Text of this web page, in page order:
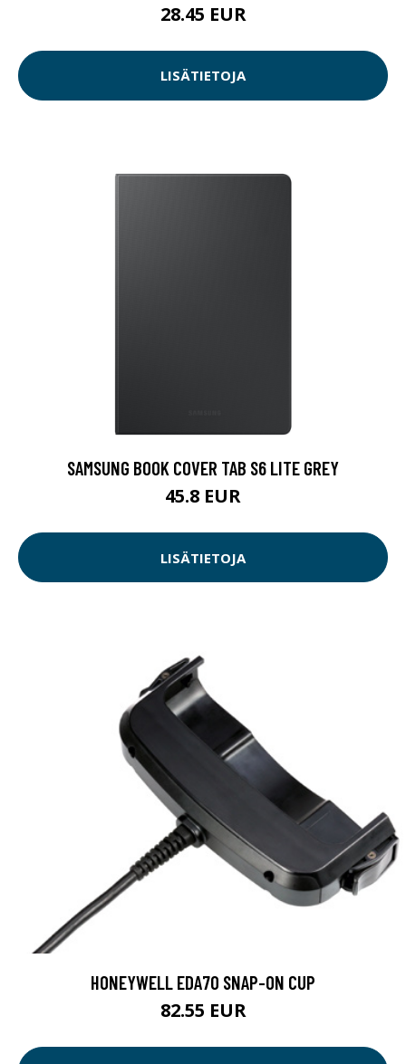
28.45 EUR
LISÄTIETOJA
SAMSUNG BOOK COVER TAB S6 LITE GREY
45.8 EUR
LISÄTIETOJA
HONEYWELL EDA70 SNAP-ON CUP
82.55 EUR